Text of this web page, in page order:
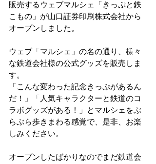
販売するウェブマルシェ「きっぷと鉄
こもの」が山口証券印刷株式会社から
オープンしました。
ウェブ「マルシェ」の名の通り、様々
な鉄道会社様の公式グッズを販売しま
す。
「こんな変わった記念きっぷがあるん
だ！」「人気キャラクターと鉄道のコ
ラボグッズがある！」とマルシェをぶ
らぶら歩きまわる感覚で、是非、お楽
しみください。
オープンしたばかりなのでまだ鉄道会